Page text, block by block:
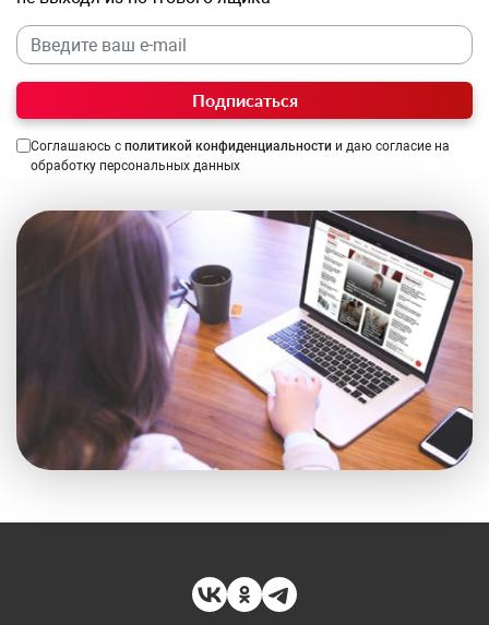
Подписаться
Соглашаюсь с политикой конфиденциальности и даю согласие на
обработку персональных данных